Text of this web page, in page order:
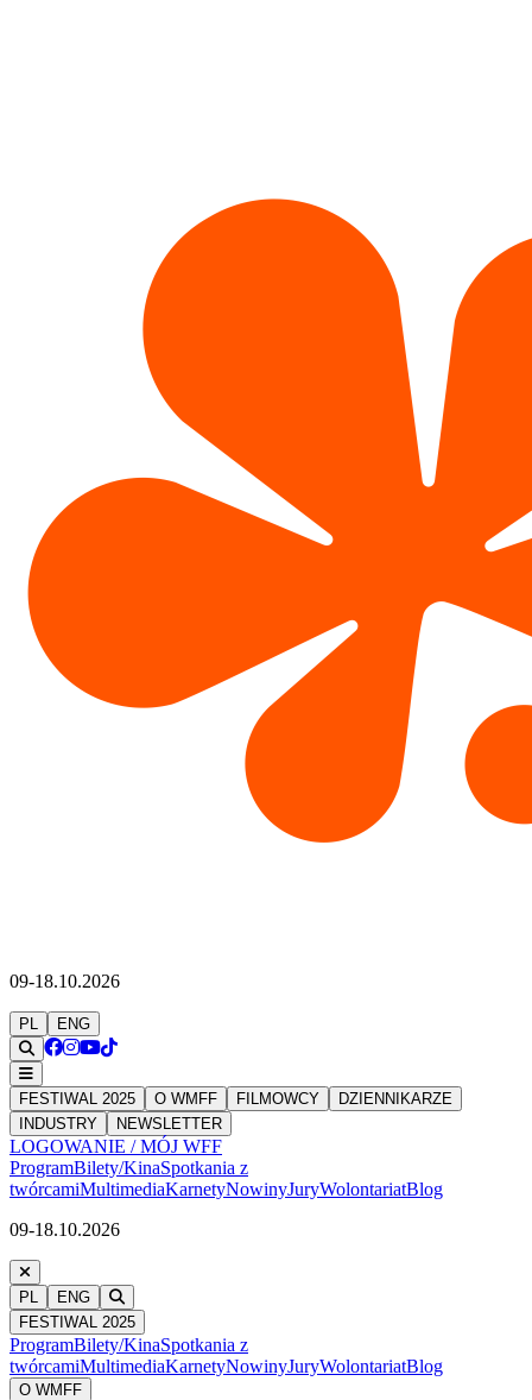
09-18.10.2026
PL ENG
FESTIWAL 2025 O WMFF FILMOWCY
DZIENNIKARZE
INDUSTRY
NEWSLETTER
LOGOWANIE / MÓJ WFF
ProgramBilety/KinaSpotkania z
twórcamiMultimediaKarnetyNowinyJuryWolontariatBlog
09-18.10.2026
PL
ENG
FESTIWAL 2025
ProgramBilety/KinaSpotkania z
twórcamiMultimediaKarnetyNowinyJuryWolontariatBlog
O WMFF